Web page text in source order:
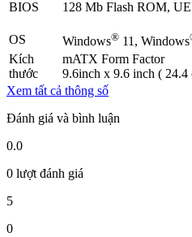
BIOS 128 Mb Flash ROM,
OS Windows® 11, Windows
Kích
thước
mATX Form Factor
9.6inch x 9.6 inch ( 24.4
Xem tất cả thông số
Đánh giá và bình luận
0.0
0 lượt đánh giá
5
0